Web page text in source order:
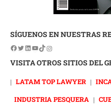
SÍGUENOS EN NUESTRAS
VISITA OTROS SITIOS DEL
| LATAM TOP LAWYER |
INDUSTRIA PESQUERA |